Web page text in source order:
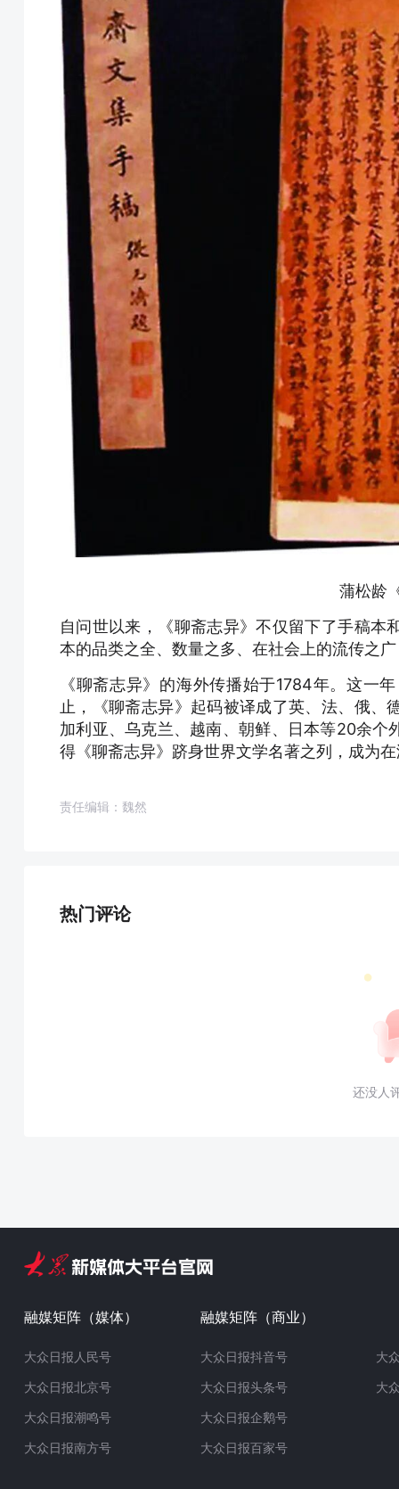
蒲松龄
自问世以来，《聊斋志异》不仅留下了手稿本
本的品类之全、数量之多、在社会上的流传之
《聊斋志异》的海外传播始于1784年。这一
止，《聊斋志异》起码被译成了英、法、俄
加利亚、乌克兰、越南、朝鲜、日本等20余
得《聊斋志异》跻身世界文学名著之列，成为
责任编辑：魏然
热门评论
还没人
融媒矩阵（媒体）
大众日报人民号
大众日报北京号
大众日报潮鸣号
大众日报南方号
融媒矩阵（商业）
大众日报抖音号
大众日报头条号
大众日报企鹅号
大众日报百家号
大
大